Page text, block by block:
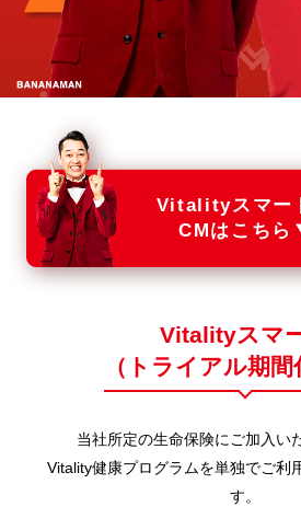
Vitalityスマー
CMはこちら
Vitalityスマ
（トライアル期
当社所定の生命保険にご加入い
Vitality健康プログラムを単独でご利
す。